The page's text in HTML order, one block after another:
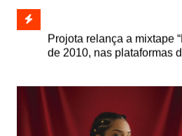
e abre
autoral,